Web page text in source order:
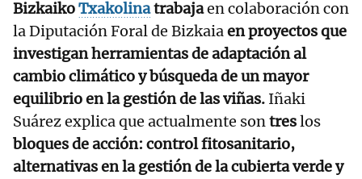
BizkaikoTxakolinatrabajaen colaboración con
la Diputación Foral de Bizkaiaen proyectos que
investigan herramientas de adaptación al
cambio climático y búsqueda de un mayor
equilibrio en la gestión de las viñas. Iñaki
Suárez explica que actualmente sontreslos
bloques de acción: control fitosanitario,
alternativas en la gestión de la cubierta verde y